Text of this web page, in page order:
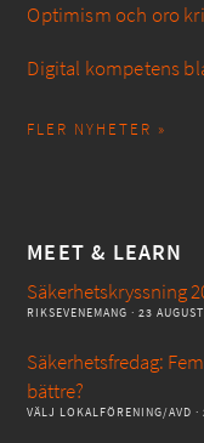
Optimism och oro
Digital kompetens
FLER NYHETER »
MEET & LEARN
Säkerhetskryssning
RIKSEVENEMANG · 23
Säkerhetsfredag:
bättre?
VÄLJ LOKALFÖRENING/AVD